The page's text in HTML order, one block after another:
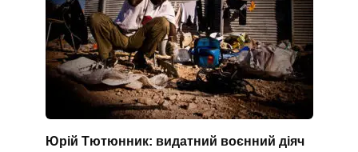
Юрій Тютюнник: видатний воєнний діяч